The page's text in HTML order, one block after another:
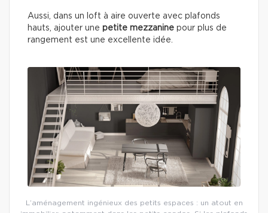
Aussi, dans un loft à aire ouverte avec plafonds
hauts, ajouter une petite mezzanine pour plus de
rangement est une excellente idée.
L’aménagement ingénieux des petits espaces : un atout en